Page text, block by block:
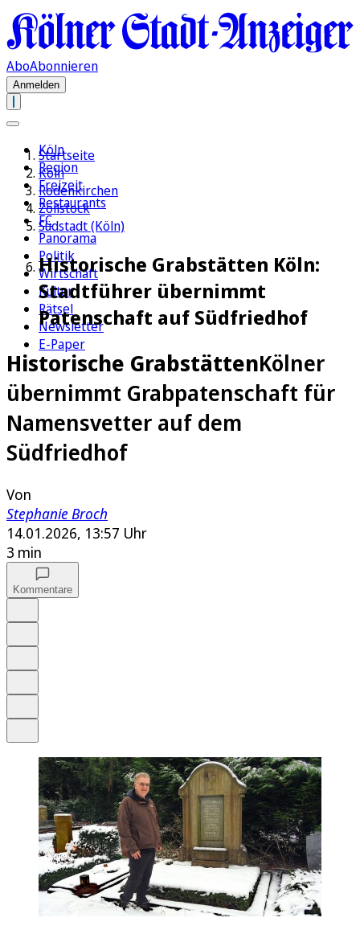
AboAbonnieren
Anmelden
Köln
Region
Freizeit
Restaurants
FC
Panorama
Politik
Wirtschaft
Kultur
Rätsel
Newsletter
E-Paper
Startseite
Köln
Rodenkirchen
Zollstock
Südstadt (Köln)
Historische Grabstätten Köln:
Stadtführer übernimmt
Patenschaft auf Südfriedhof
Historische GrabstättenKölner
übernimmt Grabpatenschaft für
Namensvetter auf dem
Südfriedhof
Von
Stephanie Broch
14.01.2026, 13:57 Uhr
3 min
Kommentare